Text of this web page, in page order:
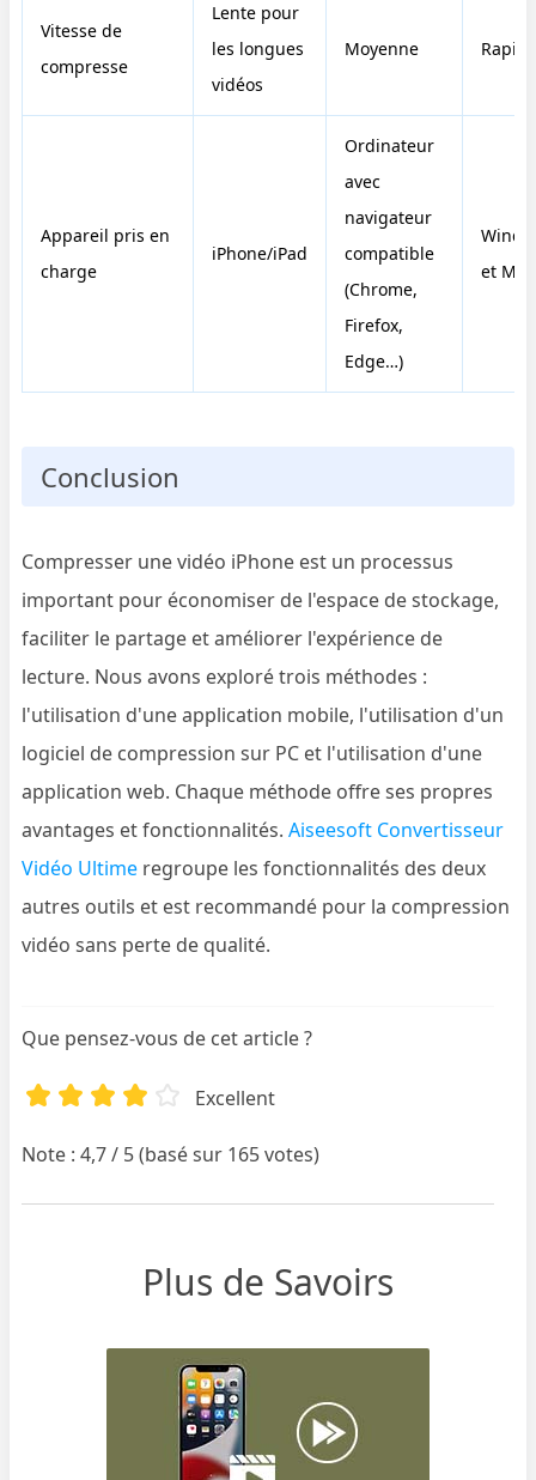
Vitesse de
compresse
Lente pour
les longues
vidéos
Moyenne
Appareil pris en
charge
iPhone/iPad
Ordinateur
avec
navigateur
compatible
(Chrome,
Firefox,
Edge…)
et Mac
Conclusion
Compresser une vidéo iPhone est un processus
important pour économiser de l'espace de stockage,
faciliter le partage et améliorer l'expérience de
lecture. Nous avons exploré trois méthodes :
l'utilisation d'une application mobile, l'utilisation d'un
logiciel de compression sur PC et l'utilisation d'une
application web. Chaque méthode offre ses propres
avantages et fonctionnalités.Aiseesoft Convertisseur
Vidéo Ultime regroupe les fonctionnalités des deux
autres outils et est recommandé pour la compression
vidéo sans perte de qualité.
Que pensez-vous de cet article ?
Excellent
Note : 4,7 / 5 (basé sur 165 votes)
Plus de Savoirs